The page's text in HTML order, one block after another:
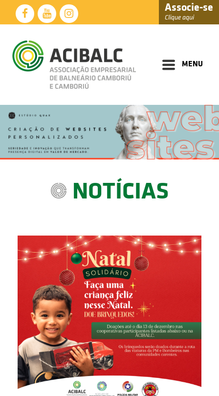
Associe-se
Clique aqui
MENU
Diretoria
Documentos
Soluções
Núcleos
NOTÍCIAS